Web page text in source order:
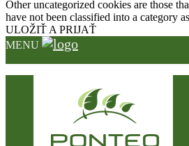
Other uncategorized cookies are those
have not been classified into a category
ULOŽIŤ A PRIJAŤ
MENU